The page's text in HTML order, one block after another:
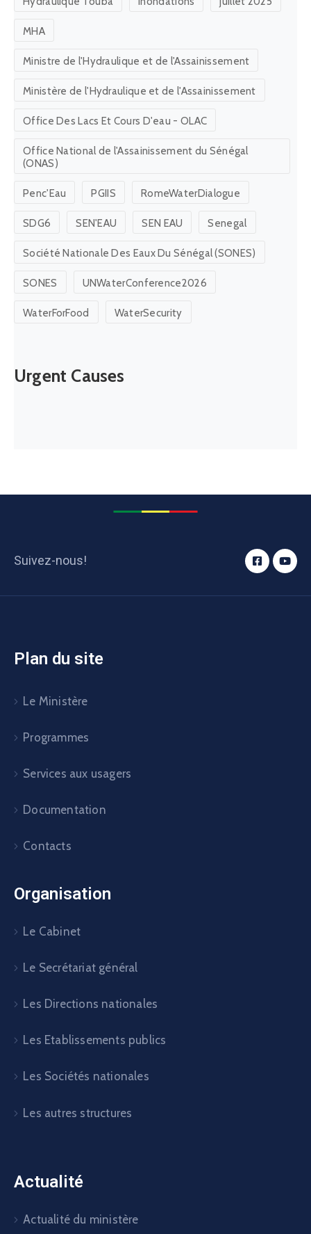
MHA
Ministre de l'Hydraulique et de l'Assainissement
Ministère de l'Hydraulique et de l'Assainissement
Office Des Lacs Et Cours D'eau - OLAC
Office National de l'Assainissement du Sénégal
(ONAS)
Penc'Eau PGIIS RomeWaterDialogue
SDG6 SEN'EAU SEN EAU Senegal
Société Nationale Des Eaux Du Sénégal (SONES)
SONES UNWaterConference2026
WaterForFood WaterSecurity
Urgent Causes
Suivez-nous!
Plan du site
Le Ministère
Programmes
Services aux usagers
Documentation
Contacts
Organisation
Le Cabinet
Le Secrétariat général
Les Directions nationales
Les Etablissements publics
Les Sociétés nationales
Les autres structures
Actualité
Actualité du ministère